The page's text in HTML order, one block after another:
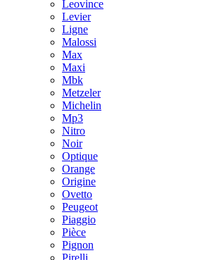
Leovince
Levier
Ligne
Malossi
Max
Maxi
Mbk
Metzeler
Michelin
Mp3
Nitro
Noir
Optique
Orange
Origine
Ovetto
Peugeot
Piaggio
Pièce
Pignon
Pirelli